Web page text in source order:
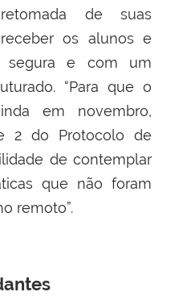
de suas
os alunos e
segura e com um
“Para que o
em novembro,
2 do Protocolo de
de contemplar
que não foram
remoto”.